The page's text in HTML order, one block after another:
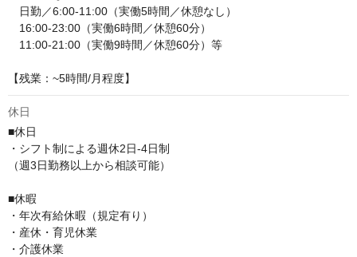
日勤／6:00-11:00（実働5時間／休憩なし）
16:00-23:00（実働6時間／休憩60分）
11:00-21:00（実働9時間／休憩60分）等
【残業：~5時間/月程度】
休日
■休日
・シフト制による週休2日-4日制
（週3日勤務以上から相談可能）
■休暇
・年次有給休暇（規定有り）
・産休・育児休業
・介護休業